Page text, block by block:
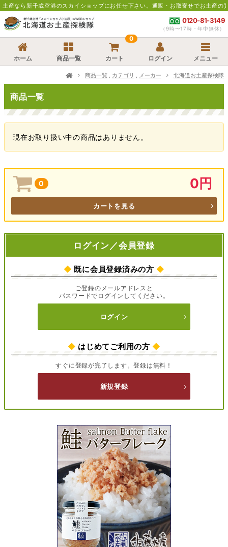
千歳空港のスカイショップにお任せ下さい。通販・お取寄せでお土産の買い忘れ
0120-81-3149
（9時〜17時・年中無休）
ホーム 商品一覧 カート
0
ログイン メニュー
商品一覧 , カテゴリ , メーカー 北海道お土産探検隊
商品一覧
現在お取り扱い中の商品はありません。
0 0円
カートを見る
ログイン／会員登録
◆ 既に会員登録済みの方 ◆
ご登録のメールアドレスと
パスワードでログインしてください。
ログイン
◆ はじめてご利用の方 ◆
すぐに登録が完了します。登録は無料！
新規登録